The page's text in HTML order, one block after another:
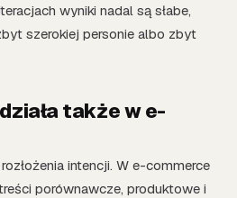
wyniki nadal są słabe,
szerokiej personie albo zbyt
także w e-
intencji. W e-commerce
porównawcze, produktowe i